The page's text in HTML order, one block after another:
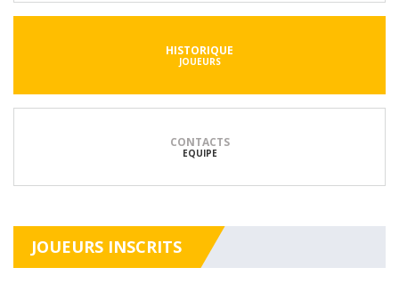
HISTORIQUE
JOUEURS
CONTACTS
EQUIPE
JOUEURS INSCRITS